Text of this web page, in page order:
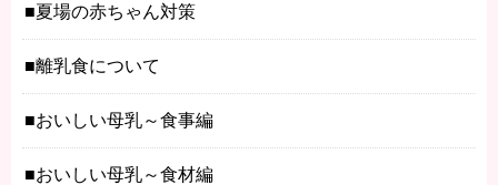
夏場の赤ちゃん対策
離乳食について
おいしい母乳～食事編
おいしい母乳～食材編